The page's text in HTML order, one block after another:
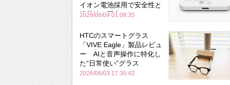
イオン電池採用で安全性と
携帯性を両立
2026/06/09 01:08:35
HTCのスマートグラス
「VIVE Eagle」製品レビュ
ー AIと音声操作に特化し
た“日常使い”グラス
2026/06/03 17:30:42